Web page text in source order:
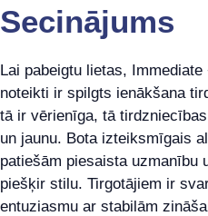
Secinājums
Lai pabeigtu lietas,
noteikti ir spilgts ienākšana
tā ir vērienīga, tā
un jaunu. Bota izteiksmīgais
patiešām piesaista uzmanību
piešķir stilu. Tirgotājiem ir
entuziasmu ar stabilām